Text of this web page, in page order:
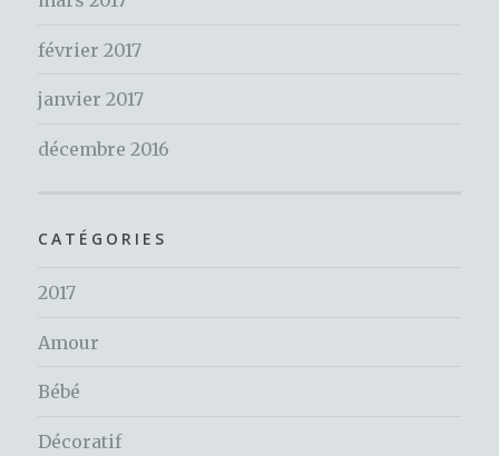
février 2017
janvier 2017
décembre 2016
CATÉGORIES
2017
Amour
Bébé
Décoratif